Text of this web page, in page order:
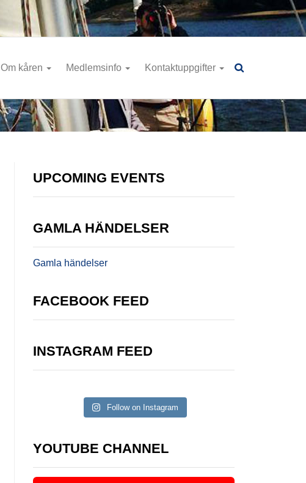
Om kåren Medlemsinfo Kontaktuppgifter
UPCOMING EVENTS
GAMLA HÄNDELSER
Gamla händelser
FACEBOOK FEED
INSTAGRAM FEED
Follow on Instagram
YOUTUBE CHANNEL